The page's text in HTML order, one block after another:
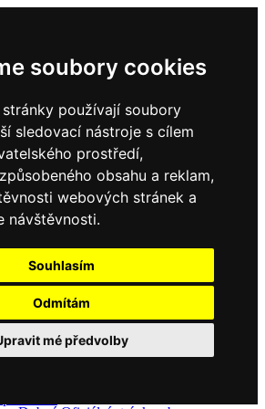
soubory cookies
používají soubory
sledovací nástroje s cílem
prostředí,
obsahu a reklam,
webových stránek a
návštěvnosti.
Souhlasím
Odmítám
mé předvolby